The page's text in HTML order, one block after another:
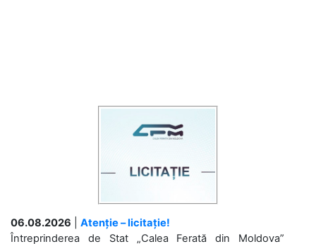
06.08.2026
Atenție – licitație!
Întreprinderea de Stat „Calea Ferată din Moldova”